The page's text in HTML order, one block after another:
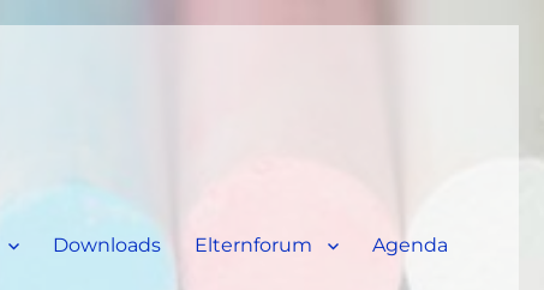
Downloads Elternforum Agenda